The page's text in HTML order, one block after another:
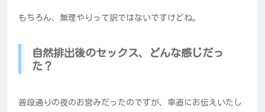
もちろん、無理やりって訳ではないですけどね。
自然排出後のセックス、どんな感じだっ
た？
普段通りの夜のお営みだったのですが、率直にお伝えいたし